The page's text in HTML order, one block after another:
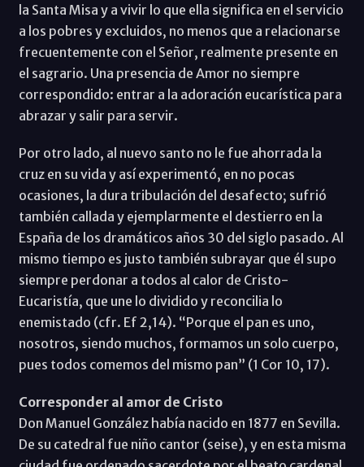
la Santa Misa y a vivir lo que ella significa en el servicio
a los pobres y excluidos, no menos que a relacionarse
frecuentemente con el Señor, realmente presente en
el sagrario. Una presencia de Amor no siempre
correspondido: entrar a la adoración eucarística para
abrazar y salir para servir.
Por otro lado, al nuevo santo no le fue ahorrada la
cruz en su vida y así experimentó, en no pocas
ocasiones, la dura tribulación del desafecto; sufrió
también callada y ejemplarmente el destierro en la
España de los dramáticos años 30 del siglo pasado. Al
mismo tiempo es justo también subrayar que él supo
siempre perdonar a todos al calor de Cristo-
Eucaristía, que une lo dividido y reconcilia lo
enemistado (cfr. Ef 2,14). “Porque el pan es uno,
nosotros, siendo muchos, formamos un solo cuerpo,
pues todos comemos del mismo pan” (1 Cor 10, 17).
Corresponder al amor de Cristo
Don Manuel González había nacido en 1877 en Sevilla.
De su catedral fue niño cantor (seise), y en esta misma